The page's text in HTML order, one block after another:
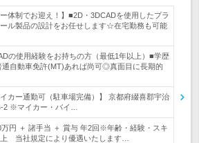
ー体制でお迎え！】■2D・3DCADを使用したプラ
ル製品の設計をお任せします☆在宅勤務も可能
の使用経験をお持ちの方（最低1年以上）■学歴
自動車免許(MT)あれば尚可◎真面目に長期的
イカー通勤可（駐車場完備）】 京都府綴喜郡宇治
2 ※マイカー・バイ…
万円 ＋ 諸手当 ＋ 賞与 年2回※年齢・経験・スキ
当社規定により優遇いたします…